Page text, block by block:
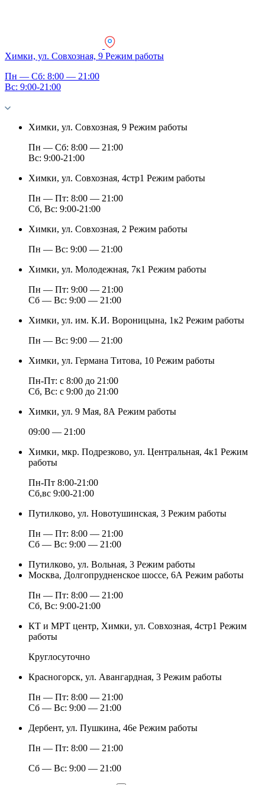
Химки, ул. Совхозная, 9 Режим работы
Пн — Сб: 8:00 — 21:00
Вс: 9:00-21:00
Химки, ул. Совхозная, 9 Режим работы
Пн — Сб: 8:00 — 21:00
Вс: 9:00-21:00
Химки, ул. Совхозная, 4стр1 Режим работы
Пн — Пт: 8:00 — 21:00
Сб, Вс: 9:00-21:00
Химки, ул. Совхозная, 2 Режим работы
Пн — Вс: 9:00 — 21:00
Химки, ул. Молодежная, 7к1 Режим работы
Пн — Пт: 9:00 — 21:00
Cб — Вс: 9:00 — 21:00
Химки, ул. им. К.И. Вороницына, 1к2 Режим работы
Пн — Вс: 9:00 — 21:00
Химки, ул. Германа Титова, 10 Режим работы
Пн-Пт: с 8:00 до 21:00
Сб, Вс: с 9:00 до 21:00
Химки, ул. 9 Мая, 8А Режим работы
09:00 — 21:00
Химки, мкр. Подрезково, ул. Центральная, 4к1 Режим
работы
Пн-Пт 8:00-21:00
Сб,вс 9:00-21:00
Путилково, ул. Новотушинская, 3 Режим работы
Пн — Пт: 8:00 — 21:00
Сб — Вс: 9:00 — 21:00
Путилково, ул. Вольная, 3 Режим работы
Москва, Долгопрудненское шоссе, 6А Режим работы
Пн — Пт: 8:00 — 21:00
Сб, Вс: 9:00-21:00
КТ и МРТ центр, Химки, ул. Совхозная, 4стр1 Режим
работы
Круглосуточно
Красногорск, ул. Авангардная, 3 Режим работы
Пн — Пт: 8:00 — 21:00
Сб — Вс: 9:00 — 21:00
Дербент, ул. Пушкина, 46е Режим работы
Пн — Пт: 8:00 — 21:00
Сб — Вс: 9:00 — 21:00